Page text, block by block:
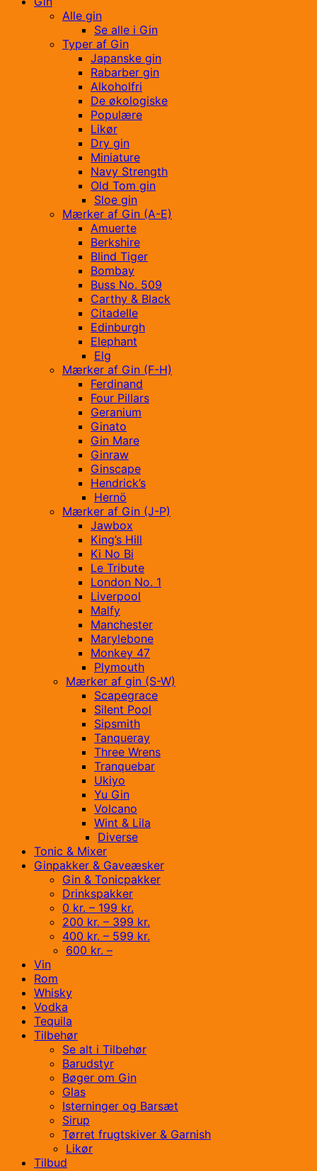
Alle gin
Se alle i Gin
Typer af Gin
Japanske gin
Rabarber gin
Alkoholfri
De økologiske
Populære
Likør
Dry gin
Miniature
Navy Strength
Old Tom gin
Sloe gin
Mærker af Gin (A-E)
Amuerte
Berkshire
Blind Tiger
Bombay
Buss No. 509
Carthy & Black
Citadelle
Edinburgh
Elephant
Elg
Mærker af Gin (F-H)
Ferdinand
Four Pillars
Geranium
Ginato
Gin Mare
Ginraw
Ginscape
Hendrick’s
Hernö
Mærker af Gin (J-P)
Jawbox
King’s Hill
Ki No Bi
Le Tribute
London No. 1
Liverpool
Malfy
Manchester
Marylebone
Monkey 47
Plymouth
Mærker af gin (S-W)
Scapegrace
Silent Pool
Sipsmith
Tanqueray
Three Wrens
Tranquebar
Ukiyo
Yu Gin
Volcano
Wint & Lila
Diverse
Tonic & Mixer
Ginpakker & Gaveæsker
Gin & Tonicpakker
Drinkspakker
0 kr. – 199 kr.
200 kr. – 399 kr.
400 kr. – 599 kr.
600 kr. –
Vin
Rom
Whisky
Vodka
Tequila
Tilbehør
Se alt i Tilbehør
Barudstyr
Bøger om Gin
Glas
Isterninger og Barsæt
Sirup
Tørret frugtskiver & Garnish
Likør
Tilbud